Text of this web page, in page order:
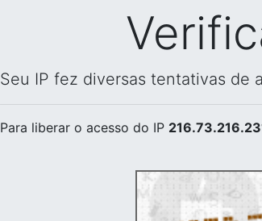
Seu IP fez diversas tentativas de
Para liberar o acesso do IP